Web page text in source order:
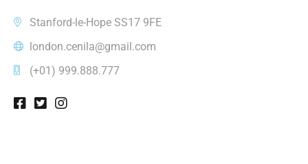
Stanford-le-Hope SS17 9FE
london.cenila@gmail.com
(+01) 999.888.777